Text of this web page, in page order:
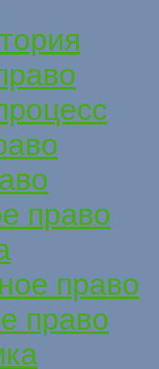
право
право
право